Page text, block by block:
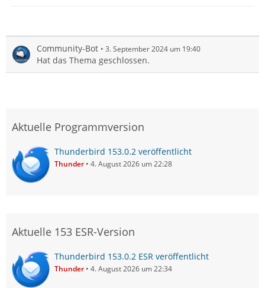
Community-Bot 3. September 2024 um 19:40
Hat das Thema geschlossen.
Aktuelle Programmversion
Thunderbird 153.0.2 veröffentlicht
Thunder 4. August 2026 um 22:28
Aktuelle 153 ESR-Version
Thunderbird 153.0.2 ESR veröffentlicht
Thunder 4. August 2026 um 22:34